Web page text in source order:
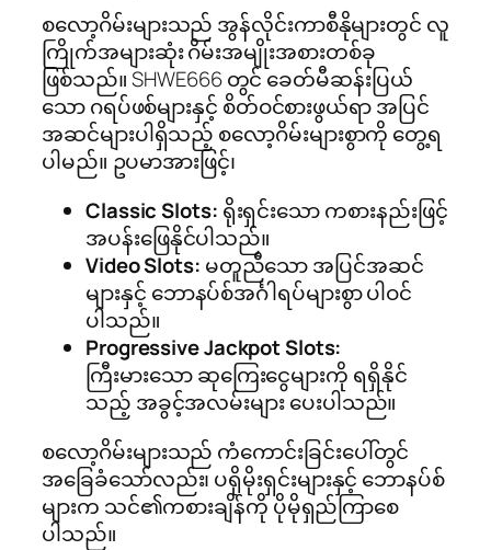
စလော့ဂိမ်းများသည် အွန်လိုင်းကာစီနိုများတွင် လူ
ကြိုက်အများဆုံး ဂိမ်းအမျိုးအစားတစ်ခု
ဖြစ်သည်။ SHWE666 တွင် ခေတ်မီဆန်းပြယ်
သော ဂရပ်ဖစ်များနှင့် စိတ်ဝင်စားဖွယ်ရာ အပြင်
အဆင်များပါရှိသည့် စလော့ဂိမ်းများစွာကို တွေ့ရ
ပါမည်။ ဥပမာအားဖြင့်၊
Classic Slots: ရိုးရှင်းသော ကစားနည်းဖြင့်
အပန်းဖြေနိုင်ပါသည်။
Video Slots: မတူညီသော အပြင်အဆင်
များနှင့် ဘောနပ်စ်အင်္ဂါရပ်များစွာ ပါဝင်
ပါသည်။
Progressive Jackpot Slots:
ကြီးမားသော ဆုကြေးငွေများကို ရရှိနိုင်
သည့် အခွင့်အလမ်းများ ပေးပါသည်။
စလော့ဂိမ်းများသည် ကံကောင်းခြင်းပေါ်တွင်
အခြေခံသော်လည်း၊ ပရိုမိုးရှင်းများနှင့် ဘောနပ်စ်
များက သင်၏ကစားချိန်ကို ပိုမိုရှည်ကြာစေ
ပါသည်။